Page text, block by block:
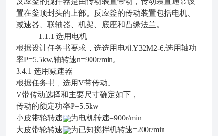
置在釜顶封头的上部。反应釜的传动装置包括电机、
减速器、联轴器、机架、底座和凸缘法兰。
1.1.1 选用电机
根据设计任务书要求，选选用电机Y32M2-6,选用轴功
率P=5.5kw,轴转速n=900r/min 。
3.4.1选用减速器
根据任务书，选用V带传动。
V带传动选择和主要尺寸确定如下，
传动的额定功率P=5.5kw
小皮带轮转速
为电机转速=900r/min
大皮带轮转速
为已知搅拌机转速=200r/min